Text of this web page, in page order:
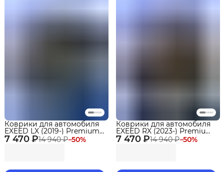
7 470 ₽14 940 ₽−50%
Коврики для автомобиля
EXEED LX (2019-) Premium
в cалон 7 470 ₽14 940 ₽−50%
Коврики для автомобиля
EXEED RX (2023-) Premium
в cалон